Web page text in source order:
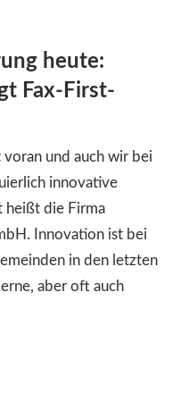
heute:
Fax-First-
und auch wir bei
innovative
heißt die Firma
Innovation ist bei
in den letzten
aber oft auch